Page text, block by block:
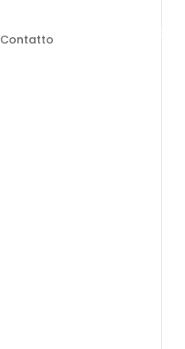
Contatto